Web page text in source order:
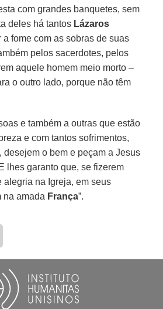
com grandes banquetes, sem
deles há tantos Lázaros
fome com as sobras de suas
pelos sacerdotes, pelos
aquele homem meio morto –
o outro lado, porque não têm
e também a outras que estão
e com tantos sofrimentos,
desejem o bem e peçam a Jesus
lhes garanto que, se fizerem
alegria na Igreja, em seus
na amada França”.